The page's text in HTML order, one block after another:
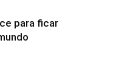
para ficar